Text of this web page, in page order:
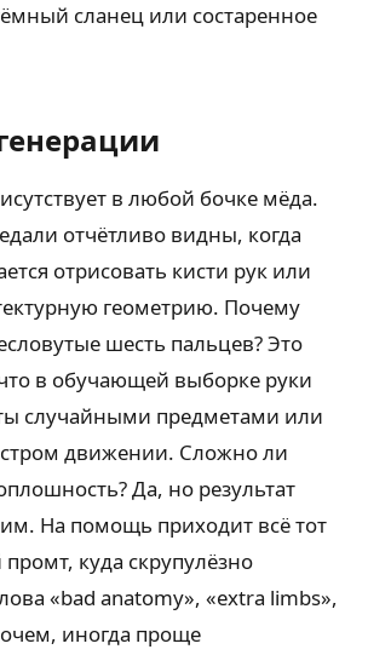
сланец или состаренное
в любой бочке мёда.
отчётливо видны, когда
отрисовать кисти рук или
геометрию. Почему
шесть пальцев? Это
в обучающей выборке руки
случайными предметами или
движении. Сложно ли
Да, но результат
На помощь приходит всё тот
куда скрупулёзно
«bad anatomy», «extra limbs»,
иногда проще